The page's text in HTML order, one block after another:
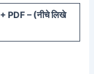
PDF – (नीचेलिखे